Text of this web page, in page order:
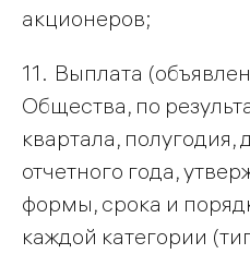
акционеров;
11. Выплата
Общества, по
квартала, полугодия,
отчетного года,
формы, срока и
каждой категории